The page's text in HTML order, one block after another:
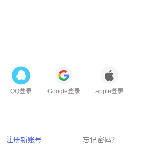
QQ登录 Google登录 apple登录
注册新账号 忘记密码？